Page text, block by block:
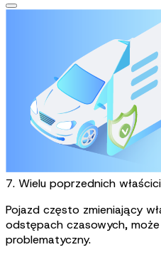
7. Wielu poprzednich
Pojazd często zmieniający
odstępach czasowych,
problematyczny.